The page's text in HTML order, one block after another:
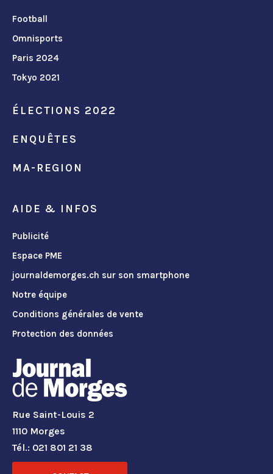
Football
Omnisports
Paris 2024
Tokyo 2021
ÉLECTIONS 2022
ENQUÊTES
MA-REGION
AIDE & INFOS
Publicité
Espace PME
journaldemorges.ch sur son smartphone
Notre équipe
Conditions générales de vente
Protection des données
Rue Saint-Louis 2
1110 Morges
Tél.: 021 801 21 38